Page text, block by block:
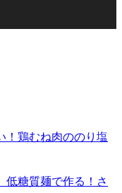
！鶏むね肉ののり塩
低糖質麺で作る！さ